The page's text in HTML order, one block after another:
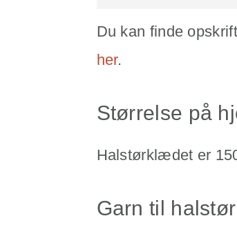
Du kan finde
her.
Størrelse på
Halstørklædet er
Garn til